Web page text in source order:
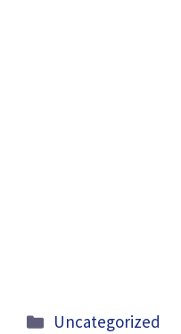
Categories
Uncategorized